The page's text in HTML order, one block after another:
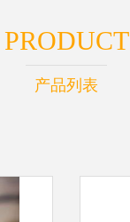
PRODUCT
产品列表